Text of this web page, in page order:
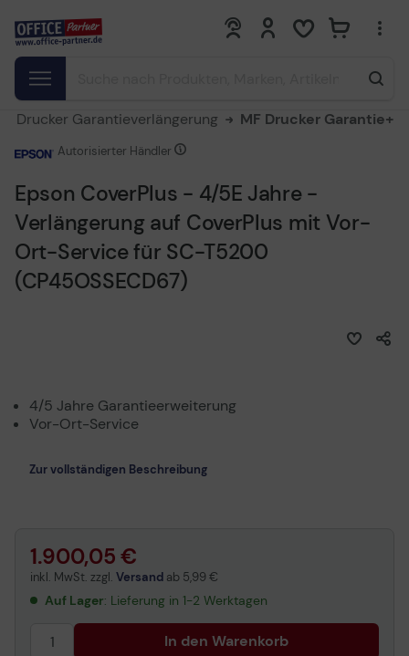
0 0
Drucker Garantieverlängerung MF Drucker Garantie+
Epson CoverPlus - 4/5E Jahre -
Verlängerung auf CoverPlus mit Vor-
Ort-Service für SC-T5200
(CP45OSSECD67)
Autorisierter Händler
4/5 Jahre Garantieerweiterung
Vor-Ort-Service
Zur vollständigen Beschreibung
1.900,05 €
inkl. MwSt. zzgl. Versand ab 5,99 €
Auf Lager: Lieferung in 1-2 Werktagen
In den Warenkorb